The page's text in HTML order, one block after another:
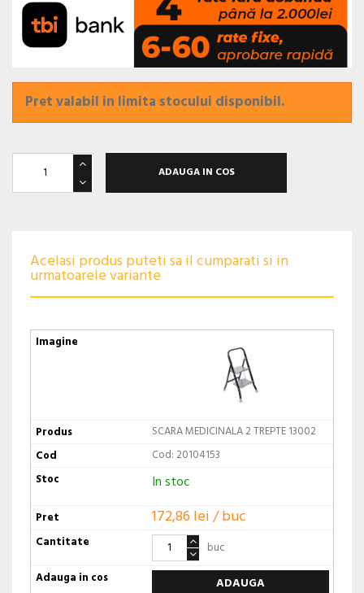
Pret valabil in limita stocului disponibil.
ADAUGA IN COS
Acelasi produs puteti sa il cumparati si in
urmatoarele variante
SCARA MEDICINALA 2 TREPTE 13002
Cod: 20104153
In stoc
172,86 lei / buc
buc
ADAUGA